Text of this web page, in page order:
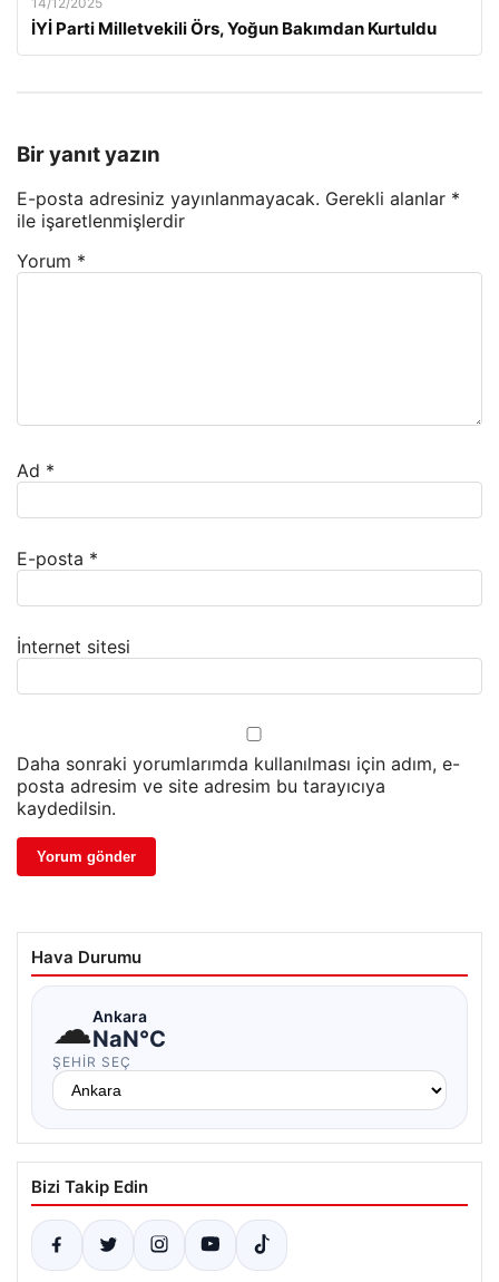
İYİ Parti Milletvekili Örs, Yoğun Bakımdan Kurtuldu
Bir yanıt yazın
E-posta adresiniz yayınlanmayacak. Gerekli alanlar *
ile işaretlenmişlerdir
Yorum *
Ad *
E-posta *
İnternet sitesi
Daha sonraki yorumlarımda kullanılması için adım, e-
posta adresim ve site adresim bu tarayıcıya
kaydedilsin.
Hava Durumu
☁Ankara
NaN°C
ŞEHIR SEÇ
Bizi Takip Edin